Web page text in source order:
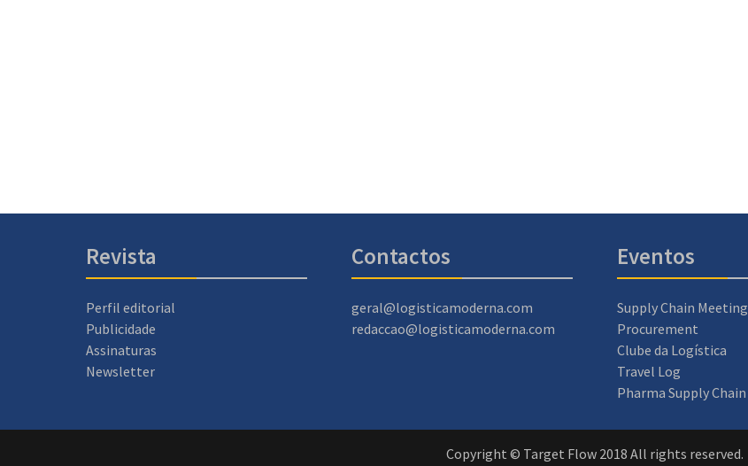
Revista
Perfil editorial
Publicidade
Assinaturas
Newsletter
Contactos
geral@logisticamoderna.com
redaccao@logisticamoderna.com
Eventos
Supply Chain Meeting
Procurement
Clube da Logística
Travel Log
Pharma Supply Chain
Copyright © Target Flow 2018 All rights reserved.